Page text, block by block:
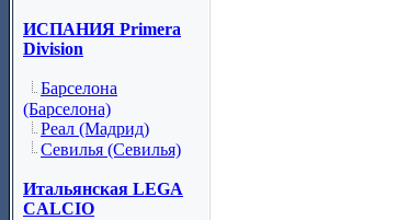
ИСПАНИЯ Primera
Division
Барселона
(Барселона)
Реал (Мадрид)
Севилья (Севилья)
Итальянская LEGA
CALCIO